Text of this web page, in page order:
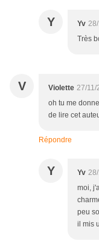
Y Yv
Très
V Violette 27/11/
oh tu me
de lire cet
Répondre
Y Yv
moi,
peu
il mis